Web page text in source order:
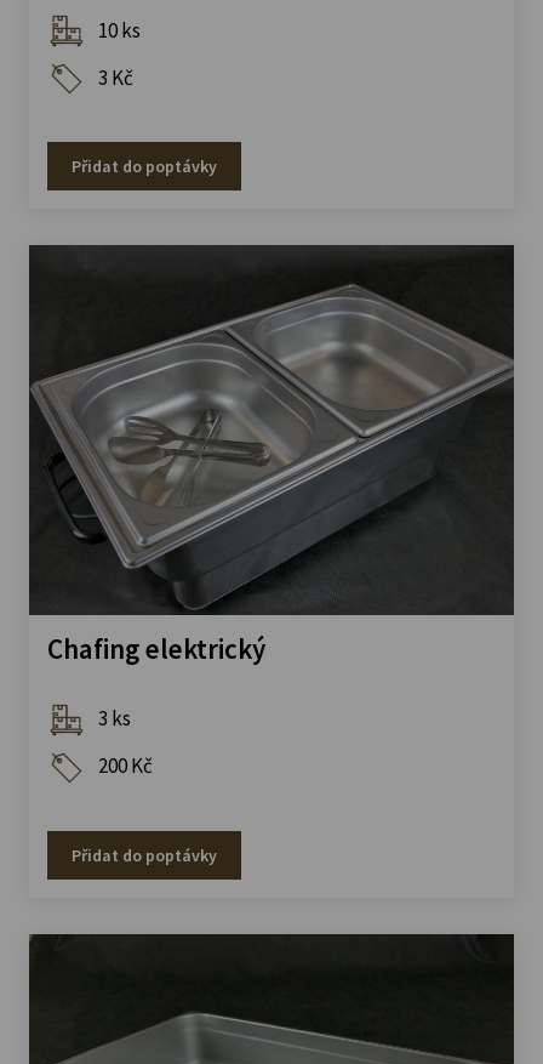
10 ks
3 Kč
Přidat do poptávky
Chafing elektrický
3 ks
200 Kč
Přidat do poptávky